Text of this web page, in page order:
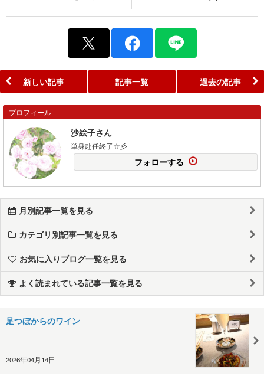
新しい記事 記事一覧 過去の記事
プロフィール
沙絵子さん
単身赴任終了☆彡
フォローする
月別記事一覧を見る
カテゴリ別記事一覧を見る
お気に入りブログ一覧を見る
よく読まれている記事一覧を見る
足つぼからのワイン
2026年04月14日